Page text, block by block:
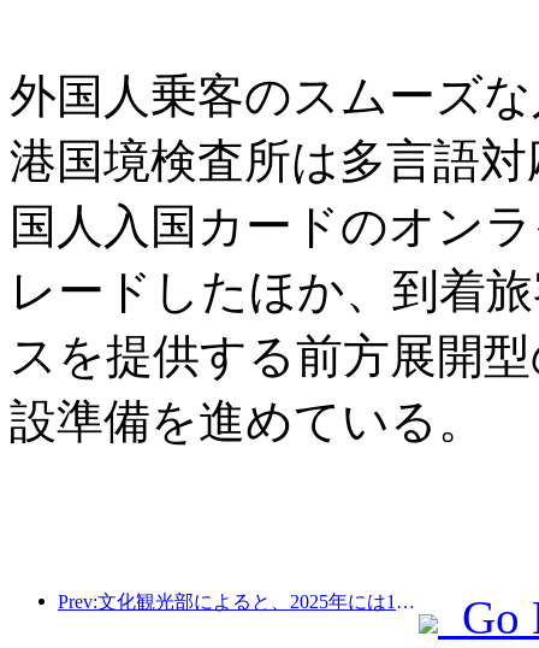
外国人乗客のスムーズ
港国境検査所は多言語
国人入国カードのオン
レードしたほか、到着
スを提供する前方展開
設準備を進めている。
Prev:文化観光部によると、2025年には16,994か所のA級景勝地が75億1000万人の観光客を迎え、5544億9000万元の観光収入を生み出した。 Go